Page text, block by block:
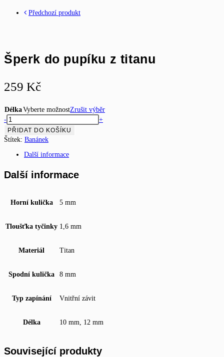
Předchozí produkt
Šperk do pupíku z titanu
259 Kč
DélkaVyberte možnostZrušit výběr
Šperk
do
pupíku
z
množství
- +
PŘIDAT DO KOŠÍKU
Štítek: Banánek
Další informace
Další informace
Horní kulička 5 mm
Tloušťka tyčinky 1,6 mm
Materiál Titan
Spodní kulička 8 mm
Typ zapínání Vnitřní závit
Délka 10 mm, 12 mm
Související produkty